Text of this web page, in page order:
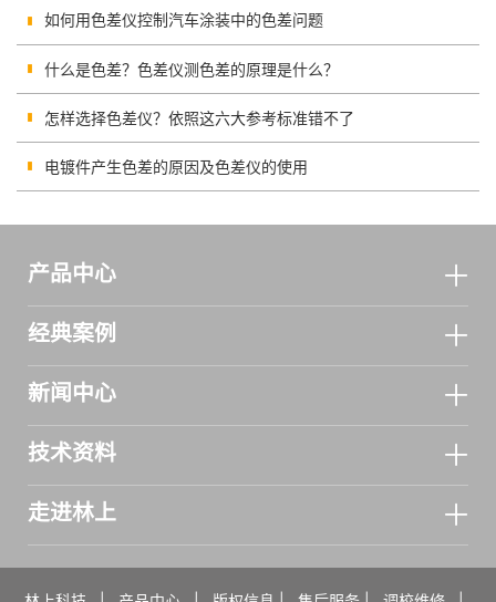
如何用色差仪控制汽车涂装中的色差问题
什么是色差？色差仪测色差的原理是什么？
怎样选择色差仪？依照这六大参考标准错不了
电镀件产生色差的原因及色差仪的使用
产品中心
经典案例
新闻中心
技术资料
走进林上